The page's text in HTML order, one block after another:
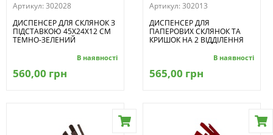
Артикул: 302028
ДИСПЕНСЕР ДЛЯ СКЛЯНОК З
ПІДСТАВКОЮ 45Х24Х12 СМ
ТЕМНО-ЗЕЛЕНИЙ
В наявності
560,00 грн
Артикул: 302013
ДИСПЕНСЕР ДЛЯ
ПАПЕРОВИХ СКЛЯНОК ТА
КРИШОК НА 2 ВІДДІЛЕННЯ
В наявності
565,00 грн